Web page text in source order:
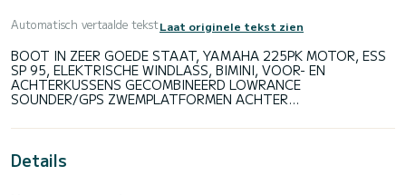
Automatisch vertaalde tekstLaat originele tekst zien
BOOT IN ZEER GOEDE STAAT, YAMAHA 225PK MOTOR, ESS
SP 95, ELEKTRISCHE WINDLASS, BIMINI, VOOR- EN
ACHTERKUSSENS GECOMBINEERD LOWRANCE
Details